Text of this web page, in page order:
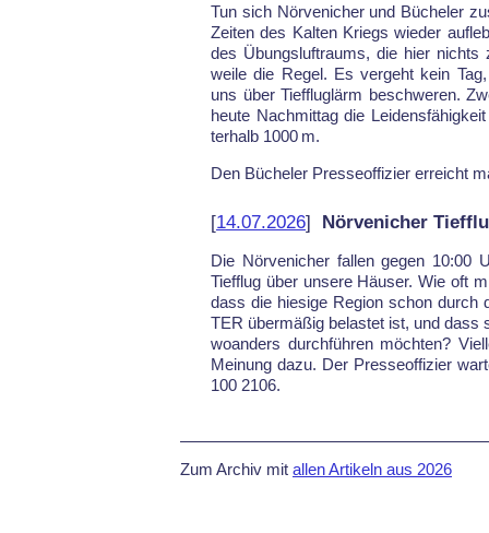
Tun sich Nör­ve­ni­cher und Bü­che­ler
Zei­ten des Kal­ten Kriegs wie­der
des Übungs­luft­raums, die hier
wei­le die Re­gel. Es ver­geht kein
uns über Tief­flug­lärm be­schwe­ren.
heu­te Nach­mit­tag die
ter­halb 1000 m.
Den Bü­che­ler Pres­se­of­fi­zier er­reicht
[14.07.2026] Nörvenicher
Die Nör­ve­ni­cher fal­len ge­gen 10:00
Tief­flug über un­se­re Häu­ser. Wie oft
dass die hie­si­ge Re­gi­on schon durch
TER über­mä­ßig be­las­tet ist, und dass
wo­an­ders durch­führen möch­ten?
Mei­nung da­zu. Der Pres­se­of­fi­zier
100 2106.
Zum Archiv mit allen Artikeln aus 2026